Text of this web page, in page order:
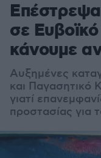
σε
κάνουμε
Αυξημένες
και Παγασητικό
γιατί
προστασίας για